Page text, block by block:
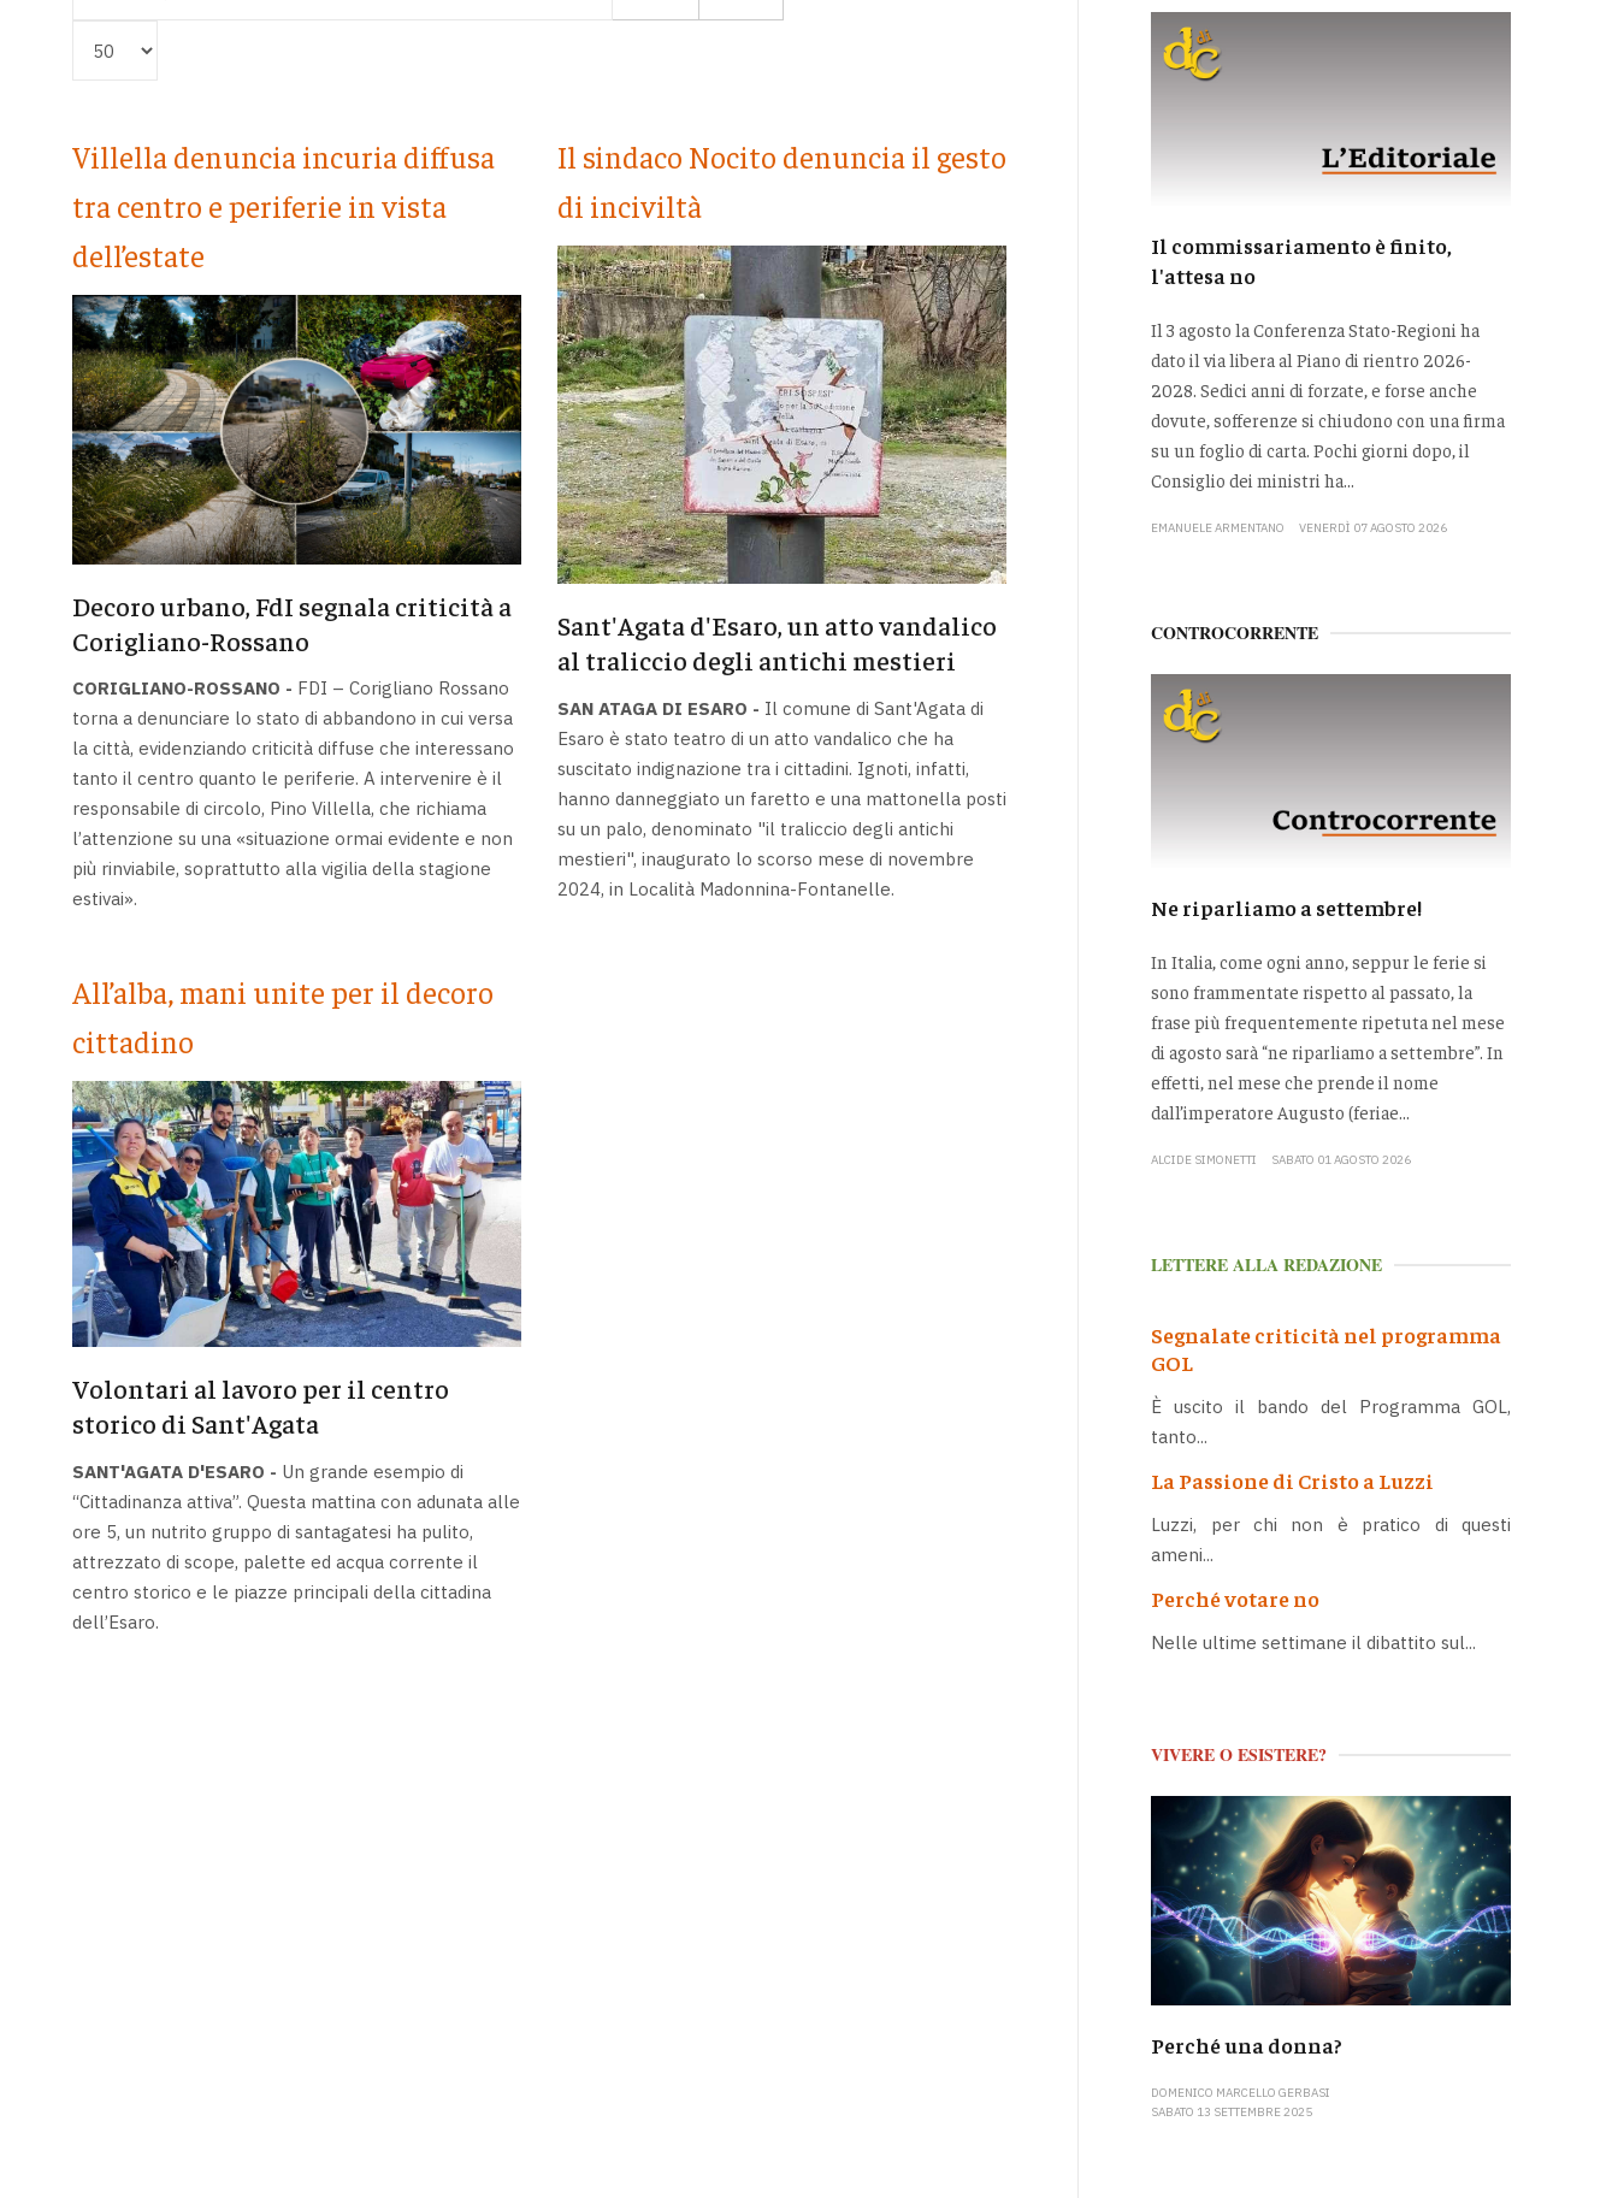
Villella denuncia incuria diffusa
tra centro e periferie in vista
dell’estate
Decoro urbano, FdI segnala criticità a
Corigliano-Rossano
CORIGLIANO-ROSSANO - FDI – Corigliano Rossano
torna a denunciare lo stato di abbandono in cui versa
la città, evidenziando criticità diffuse che interessano
tanto il centro quanto le periferie. A intervenire è il
responsabile di circolo, Pino Villella, che richiama
l’attenzione su una «situazione ormai evidente e non
più rinviabile, soprattutto alla vigilia della stagione
estivai».
Il sindaco Nocito denuncia il gesto
di inciviltà
Sant'Agata d'Esaro, un atto vandalico
al traliccio degli antichi mestieri
SAN ATAGA DI ESARO - Il comune di Sant'Agata di
Esaro è stato teatro di un atto vandalico che ha
suscitato indignazione tra i cittadini. Ignoti, infatti,
hanno danneggiato un faretto e una mattonella posti
su un palo, denominato "il traliccio degli antichi
mestieri", inaugurato lo scorso mese di novembre
2024, in Località Madonnina-Fontanelle.
All’alba, mani unite per il decoro
cittadino
Volontari al lavoro per il centro
storico di Sant'Agata
SANT'AGATA D'ESARO - Un grande esempio di
“Cittadinanza attiva”. Questa mattina con adunata alle
ore 5, un nutrito gruppo di santagatesi ha pulito,
attrezzato di scope, palette ed acqua corrente il
centro storico e le piazze principali della cittadina
dell’Esaro.
Il commissariamento è finito,
l'attesa no
Il 3 agosto la Conferenza Stato-Regioni ha
dato il via libera al Piano di rientro 2026-
2028. Sedici anni di forzate, e forse anche
dovute, sofferenze si chiudono con una firma
su un foglio di carta. Pochi giorni dopo, il
Consiglio dei ministri ha...
EMANUELE ARMENTANO VENERDÌ 07 AGOSTO 2026
CONTROCORRENTE
Ne riparliamo a settembre!
In Italia, come ogni anno, seppur le ferie si
sono frammentate rispetto al passato, la
frase più frequentemente ripetuta nel mese
di agosto sarà “ne riparliamo a settembre”. In
effetti, nel mese che prende il nome
dall’imperatore Augusto (feriae...
ALCIDE SIMONETTI SABATO 01 AGOSTO 2026
LETTERE ALLA REDAZIONE
Segnalate criticità nel programma
GOL
È uscito il bando del Programma GOL,
tanto...
La Passione di Cristo a Luzzi
Luzzi, per chi non è pratico di questi
ameni...
Perché votare no
Nelle ultime settimane il dibattito sul...
VIVERE O ESISTERE?
Perché una donna?
DOMENICO MARCELLO GERBASI
SABATO 13 SETTEMBRE 2025